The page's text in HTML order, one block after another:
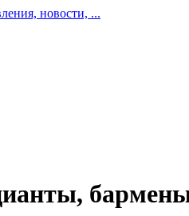
новости, ...